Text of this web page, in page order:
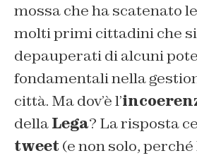
mossa che ha scatenato
molti primi cittadini che
depauperati di alcuni
fondamentali nella
città. Ma dov’è l’
dellaLega? La risposta
tweet (e non solo,